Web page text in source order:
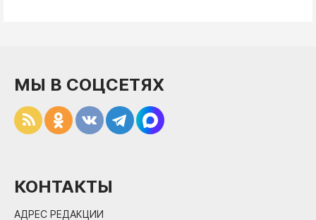
МЫ В СОЦСЕТЯХ
КОНТАКТЫ
АДРЕС РЕДАКЦИИ